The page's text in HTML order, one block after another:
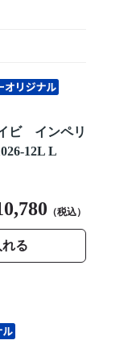
ビ インペリ
12L L
（税込）
る